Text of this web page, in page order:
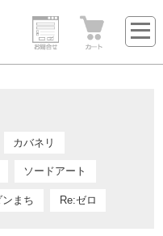
カバネリ
ソードアート
ンまち Re:ゼロ